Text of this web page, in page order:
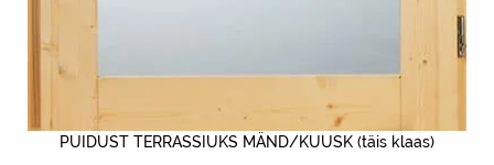
PUIDUST TERRASSIUKS MÄND/KUUSK (täis klaas)